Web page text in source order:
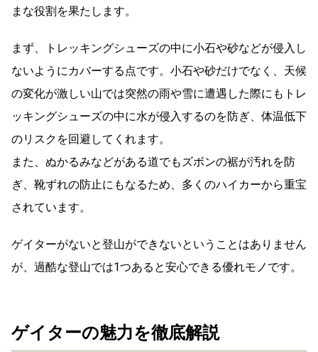
まな役割を果たします。
まず、トレッキングシューズの中に小石や砂などが侵入し
ないようにカバーする点です。小石や砂だけでなく、天候
の変化が激しい山では突然の雨や雪に遭遇した際にもトレ
ッキングシューズの中に水が侵入するのを防ぎ、体温低下
のリスクを回避してくれます。
また、ぬかるみなどがある道でもズボンの裾が汚れを防
ぎ、靴ずれの防止にもなるため、多くのハイカーから重宝
されています。
ゲイターがないと登山ができないということはありません
が、過酷な登山では1つあると安心できる優れモノです。
ゲイターの魅力を徹底解説